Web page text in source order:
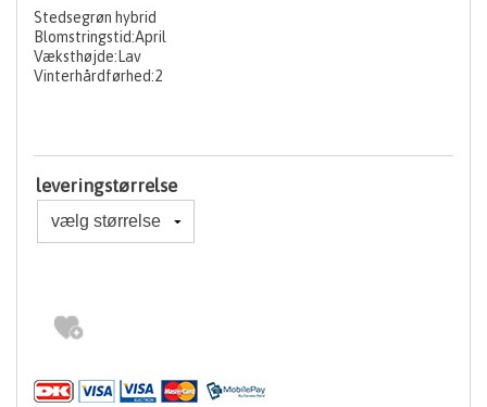
Stedsegrøn hybrid
Blomstringstid:April
Væksthøjde:Lav
Vinterhårdførhed:2
leveringstørrelse